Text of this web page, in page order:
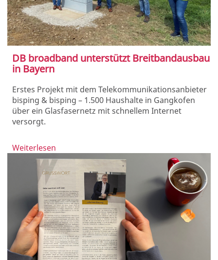
DB broadband unterstützt Breitbandausbau
in Bayern
Erstes Projekt mit dem Telekommunikationsanbieter
bisping & bisping – 1.500 Haushalte in Gangkofen
über ein Glasfasernetz mit schnellem Internet
versorgt.
Weiterlesen